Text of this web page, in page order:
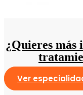
¿Quieres más
Ver